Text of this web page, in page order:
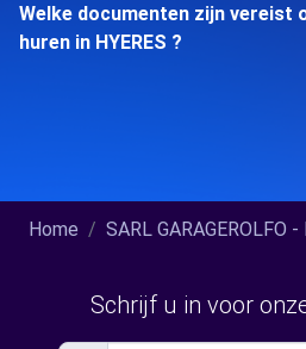
Welke documenten zijn vereist
huren in HYERES ?
Home SARL GARAGEROLFO -
Schrijf u in voor